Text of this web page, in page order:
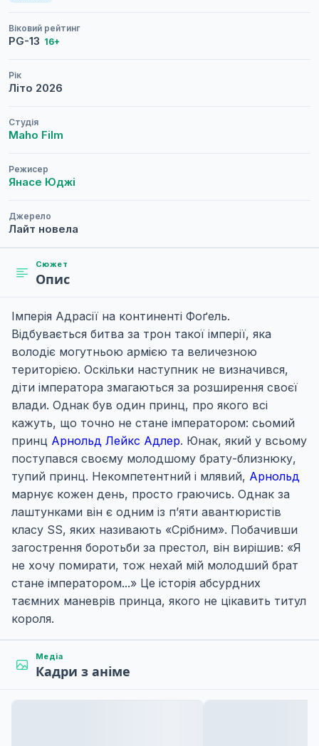
Віковий рейтинг
PG-13 16+
Рік
Літо 2026
Студія
Maho Film
Режисер
Янасе Юджі
Джерело
Лайт новела
Сюжет
Опис
Імперія Адрасії на континенті Фоґель.
Відбувається битва за трон такої імперії, яка
володіє могутньою армією та величезною
територією. Оскільки наступник не визначився,
діти імператора змагаються за розширення своєї
влади. Однак був один принц, про якого всі
кажуть, що точно не стане імператором: сьомий
принц Арнольд Лейкс Адлер. Юнак, який у всьому
поступався своєму молодшому брату-близнюку,
тупий принц. Некомпетентний і млявий, Арнольд
марнує кожен день, просто граючись. Однак за
лаштунками він є одним із п’яти авантюристів
класу SS, яких називають «Срібним». Побачивши
загострення боротьби за престол, він вирішив: «Я
не хочу помирати, тож нехай мій молодший брат
стане імператором...» Це історія абсурдних
таємних маневрів принца, якого не цікавить титул
короля.
Медіа
Кадри з аніме